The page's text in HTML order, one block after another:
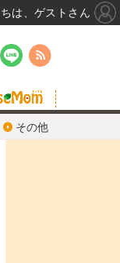
その他
は、ゲストさん